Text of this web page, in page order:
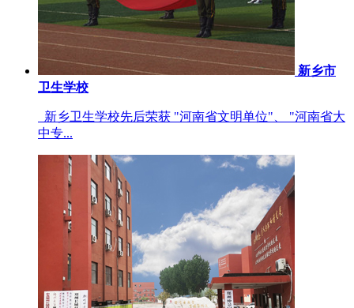
新乡市
卫生学校
新乡卫生学校先后荣获 "河南省文明单位"、 "河南省大
中专...